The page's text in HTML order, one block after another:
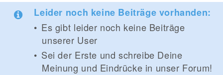
Leider noch keine Beiträge vorhanden:
Es gibt leider noch keine Beiträge
unserer User
Sei der Erste und schreibe Deine
Meinung und Eindrücke in unser Forum!